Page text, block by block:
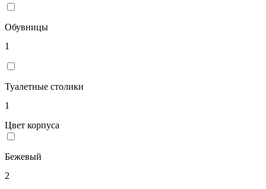
Обувницы
1
Туалетные столики
1
Цвет корпуса
Бежевый
2